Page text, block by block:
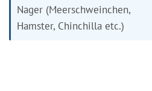
Nager (Meerschweinchen,
Hamster, Chinchilla etc.)